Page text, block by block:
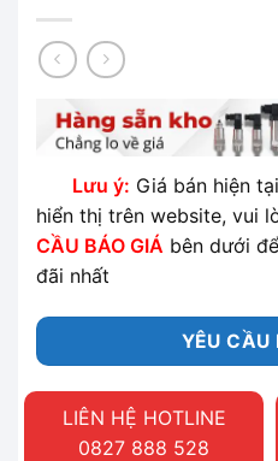
Lưu ý: Giá bán hiện
hiển thị trên website, vui
CẦU BÁO GIÁ bên dưới
đãi nhất
YÊU CẦU
LIÊN HỆ HOTLINE
0827 888 528